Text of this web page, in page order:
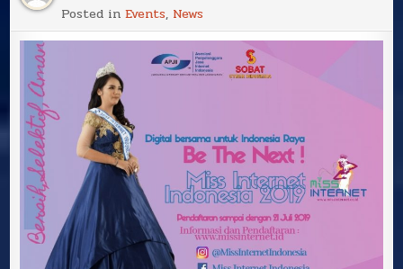
Posted inEvents, News